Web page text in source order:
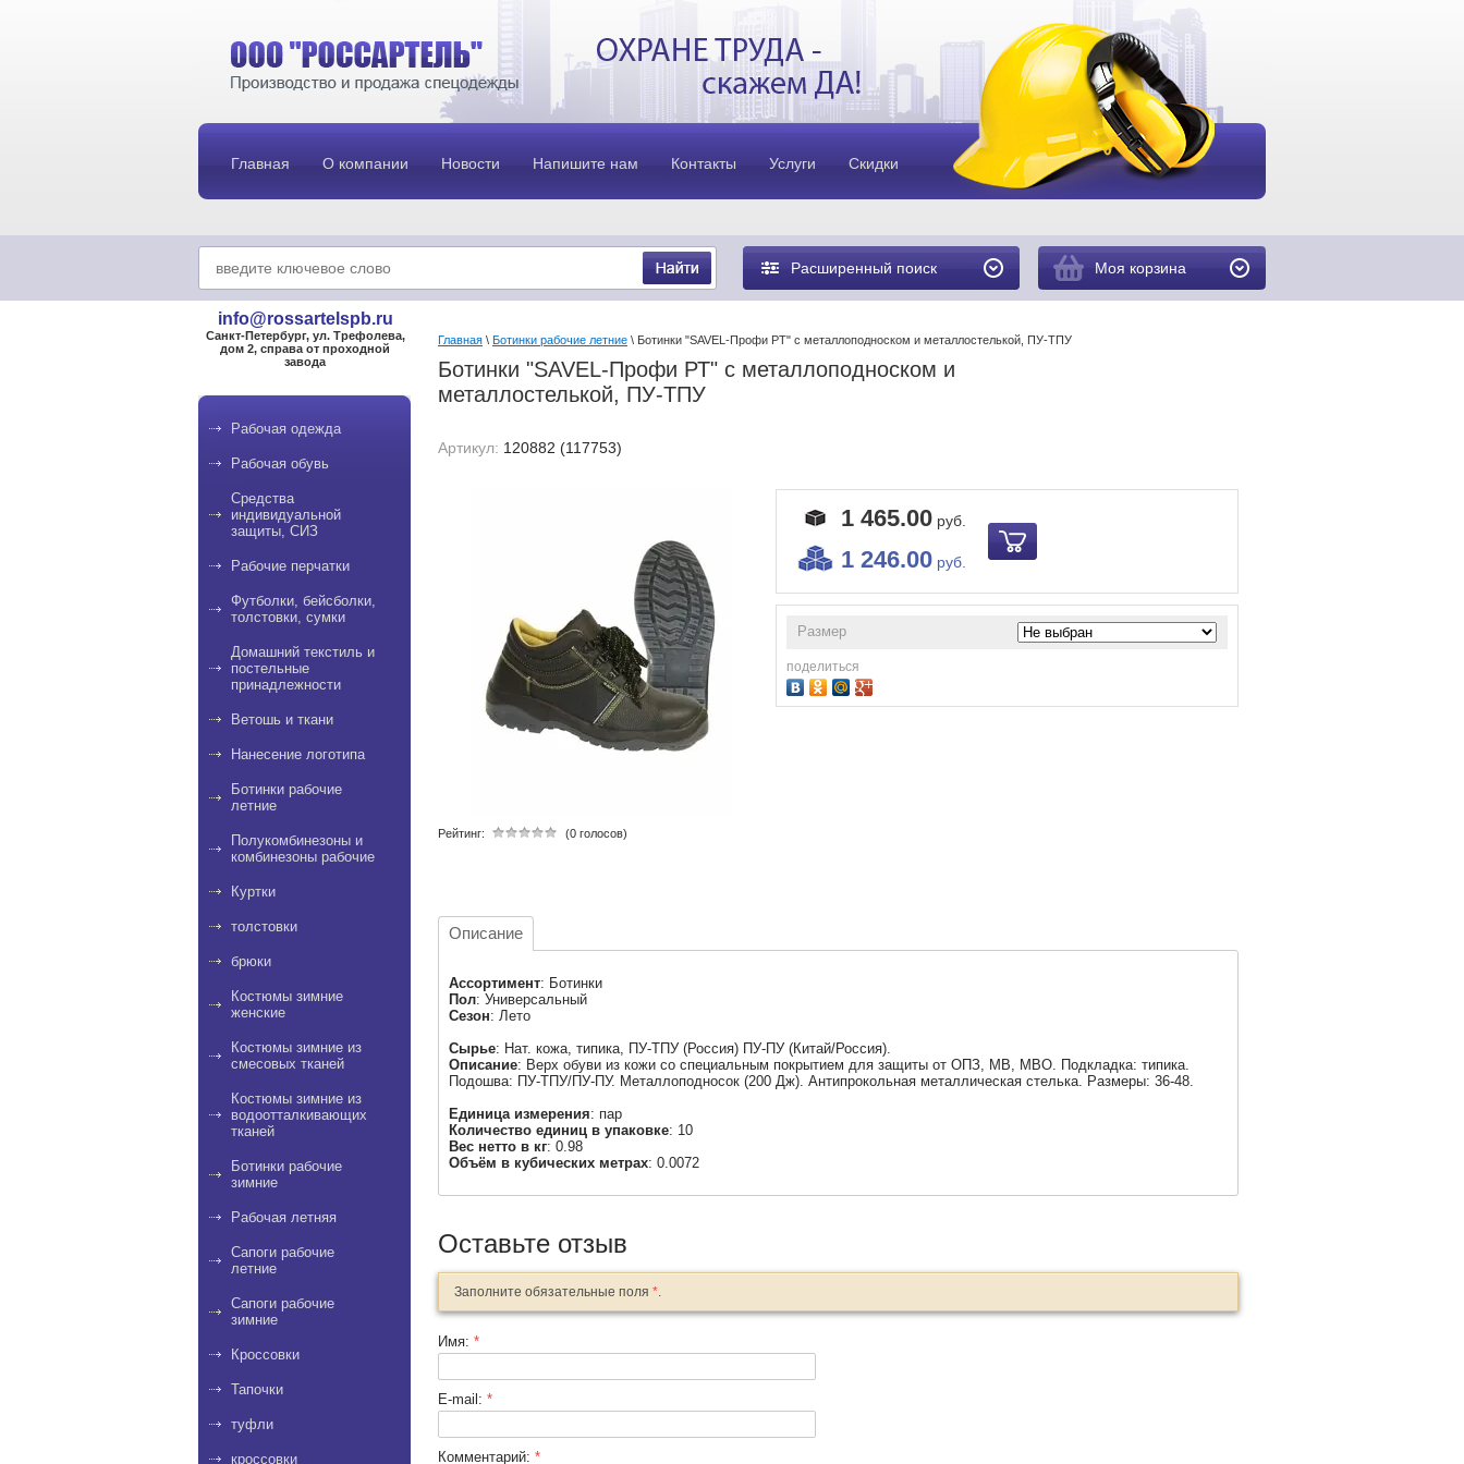
Главная О компании Новости Напишите нам Контакты Услуги Скидки
Расширенный поиск Моя корзина
info@rossartelspb.ru
Санкт-Петербург, ул. Трефолева,
дом 2, справа от проходной
завода
Рабочая одежда
Рабочая обувь
Средства
индивидуальной
защиты, СИЗ
Рабочие перчатки
Футболки, бейсболки,
толстовки, сумки
Домашний текстиль и
постельные
принадлежности
Ветошь и ткани
Нанесение логотипа
Ботинки рабочие
летние
Полукомбинезоны и
комбинезоны рабочие
Куртки
толстовки
брюки
Костюмы зимние
женские
Костюмы зимние из
смесовых тканей
Костюмы зимние из
водоотталкивающих
тканей
Ботинки рабочие
зимние
Рабочая летняя
Сапоги рабочие
летние
Сапоги рабочие
зимние
Кроссовки
Тапочки
туфли
кроссовки
Главная \ Ботинки рабочие летние \ Ботинки "SAVEL-Профи РТ" с металлоподноском и металлостелькой, ПУ-ТПУ
Ботинки "SAVEL-Профи РТ" с металлоподноском и
металлостелькой, ПУ-ТПУ
Артикул: 120882 (117753)
Рейтинг: (0 голосов)
1 465.00 руб.
1 246.00 руб.
Размер
поделиться
Описание
Ассортимент: Ботинки
Пол: Универсальный
Сезон: Лето
Сырье: Нат. кожа, типика, ПУ-ТПУ (Россия) ПУ-ПУ (Китай/Россия).
Описание: Верх обуви из кожи со специальным покрытием для защиты от ОПЗ, МВ, МВО. Подкладка: типика.
Подошва: ПУ-ТПУ/ПУ-ПУ. Металлоподносок (200 Дж). Антипрокольная металлическая стелька. Размеры: 36-48.
Единица измерения: пар
Количество единиц в упаковке: 10
Вес нетто в кг: 0.98
Объём в кубических метрах: 0.0072
Оставьте отзыв
Заполните обязательные поля *.
Имя: *
E-mail: *
Комментарий: *